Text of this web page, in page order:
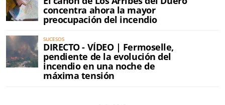
concentra ahora la mayor
preocupación del incendio
SUCESOS
DIRECTO - VÍDEO | Fermoselle,
pendiente de la evolución del
incendio en una noche de
máxima tensión